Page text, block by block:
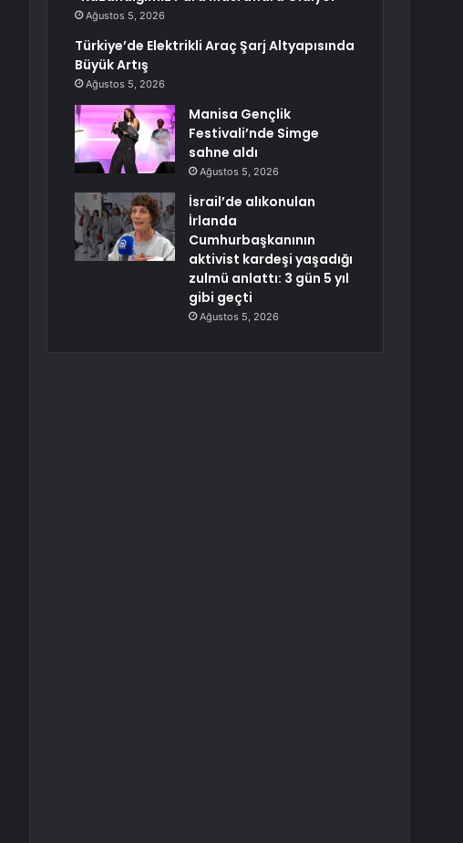
Ağustos 5, 2026
Türkiye’de Elektrikli Araç Şarj Altyapısında
Büyük Artış
Ağustos 5, 2026
Manisa Gençlik
Festivali’nde Simge
sahne aldı
Ağustos 5, 2026
İsrail’de alıkonulan
İrlanda
Cumhurbaşkanının
aktivist kardeşi yaşadığı
zulmü anlattı: 3 gün 5 yıl
gibi geçti
Ağustos 5, 2026